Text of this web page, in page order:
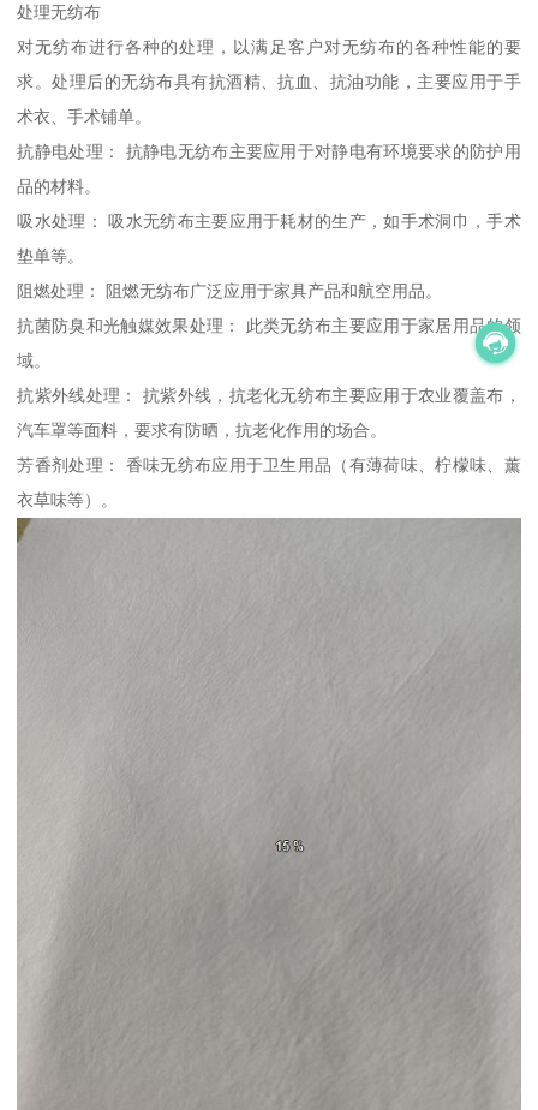
处理无纺布
对无纺布进行各种的处理，以满足客户对无纺布的各种性能的要
求。处理后的无纺布具有抗酒精、抗血、抗油功能，主要应用于手
术衣、手术铺单。
抗静电处理： 抗静电无纺布主要应用于对静电有环境要求的防护用
品的材料。
吸水处理： 吸水无纺布主要应用于耗材的生产，如手术洞巾，手术
垫单等。
阻燃处理： 阻燃无纺布广泛应用于家具产品和航空用品。
抗菌防臭和光触媒效果处理： 此类无纺布主要应用于家居用品的领
域。
抗紫外线处理： 抗紫外线，抗老化无纺布主要应用于农业覆盖布，
汽车罩等面料，要求有防晒，抗老化作用的场合。
芳香剂处理： 香味无纺布应用于卫生用品（有薄荷味、柠檬味、薰
衣草味等）。